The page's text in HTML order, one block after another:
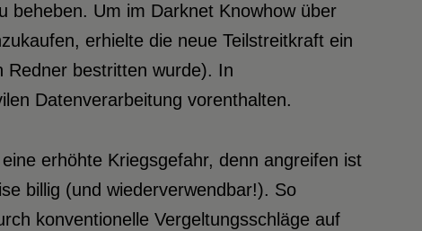
beheben. Um im Darknet Knowhow über
erhielte die neue Teilstreitkraft ein
Redner bestritten wurde). In
Datenverarbeitung vorenthalten.
erhöhte Kriegsgefahr, denn angreifen ist
billig (und wiederverwendbar!). So
konventionelle Vergeltungsschläge auf